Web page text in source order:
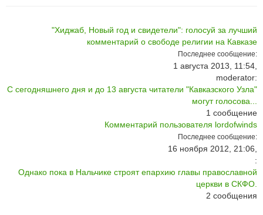
"Хиджаб, Новый год и свидетели": голосуй за лучший
комментарий о свободе религии на Кавказе
Последнее сообщение:
1 августа 2013, 11:54,
moderator:
С сегодняшнего дня и до 13 августа читатели "Кавказского Узла"
могут голосова...
1 сообщение
Комментарий пользователя lordofwinds
Последнее сообщение:
16 ноября 2012, 21:06,
:
Однако пока в Нальчике строят епархию главы православной
церкви в СКФО.
2 сообщения